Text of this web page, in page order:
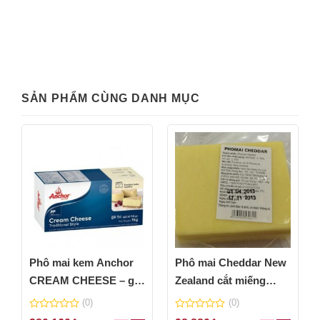
SẢN PHẨM CÙNG DANH MỤC
Phô mai kem Anchor
CREAM CHEESE – gói
1kg
0
(0)
Phô mai Cheddar New
Zealand cắt miếng
200gr
0
(0)